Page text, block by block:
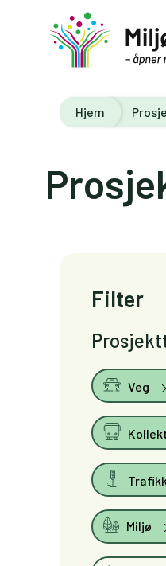
Hjem
Filter
Veg
Miljø